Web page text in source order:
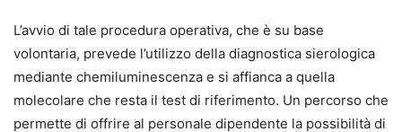
L’avvio di tale procedura operativa, che è su base
volontaria, prevede l’utilizzo della diagnostica sierologica
mediante chemiluminescenza e si affianca a quella
molecolare che resta il test di riferimento. Un percorso che
permette di offrire al personale dipendente la possibilità di